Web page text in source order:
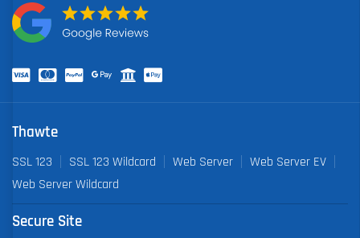
Thawte
SSL 123 SSL 123 Wildcard Web Server
Web Server EV
Web Server Wildcard
Secure Site